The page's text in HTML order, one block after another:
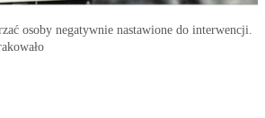
osoby negatywnie nastawione do interwencji.